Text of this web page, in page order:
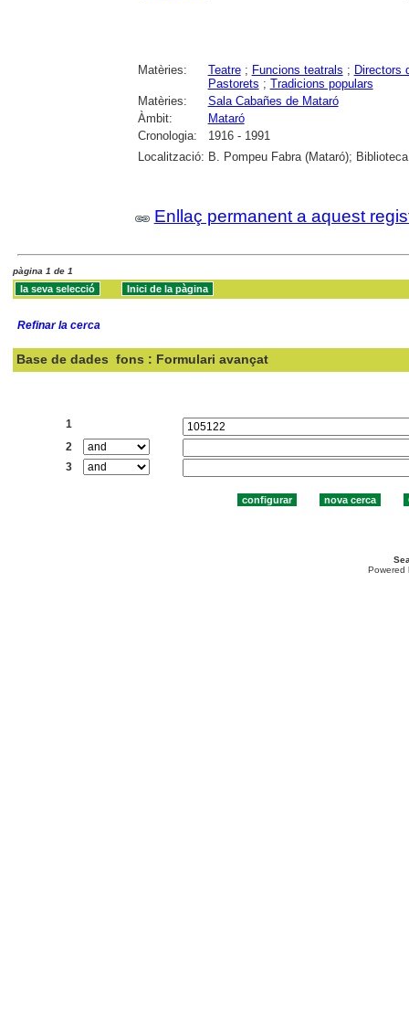
Matèries: Teatre; Funcions teatrals ; Directors
Pastorets ; Tradicions populars
Matèries:
Sala Cabañes de Mataró
Àmbit:
Mataró
Cronologia:
1916 - 1991
Localització: B. Pompeu Fabra (Mataró);
Enllaç permanent a aquest
pàgina 1 de 1
Refinar la cerca
Base de dades fons : Formulari avançat
1
2
3